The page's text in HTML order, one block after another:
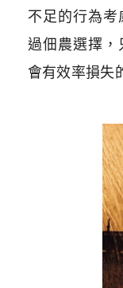
不足的行為
過佃農選擇，
會有效率損失